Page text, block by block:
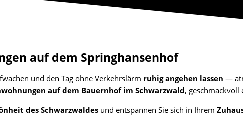
auf dem Springhansenhof
und den Tag ohne Verkehrslärm ruhig angehen lassen —
auf dem Bauernhof im Schwarzwald,
des Schwarzwaldes und entspannen Sie sich in Ihrem